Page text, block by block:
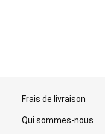
Frais de livraison
Qui sommes-nous